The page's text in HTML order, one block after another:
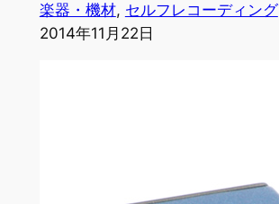
楽器・機材, セルフレコーディング
2014年11月22日